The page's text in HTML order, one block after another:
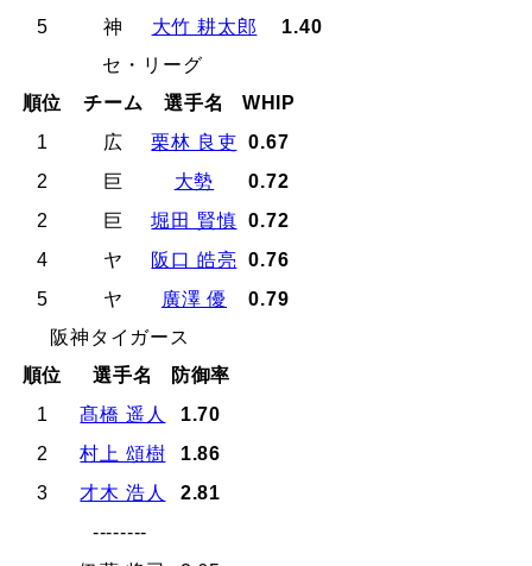
5
神 大竹 耕太郎
1.40
セ・リーグ
順位
チーム 選手名
WHIP
1
広 栗林 良吏
0.67
2
巨 大勢
0.72
2
巨 堀田 賢慎
0.72
4
ヤ 阪口 皓亮
0.76
5
ヤ 廣澤 優
0.79
阪神タイガース
順位
選手名
防御率
1
髙橋 遥人
1.70
2
村上 頌樹
1.86
3
才木 浩人
2.81
--------